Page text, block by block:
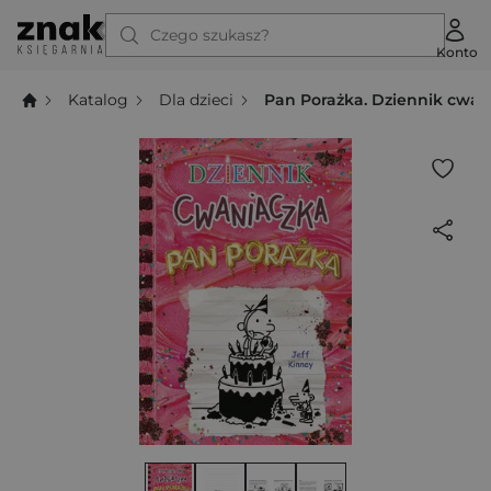
Czego szukasz?
Konto
Katalog Dla dzieci Pan Porażka. Dziennik